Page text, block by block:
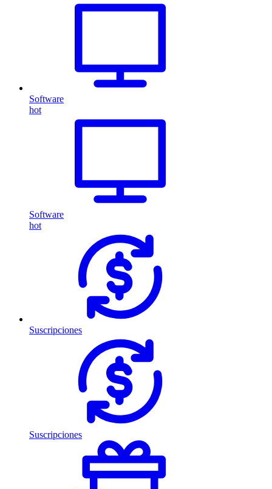
Software
hot
Software
hot
Suscripciones
Suscripciones